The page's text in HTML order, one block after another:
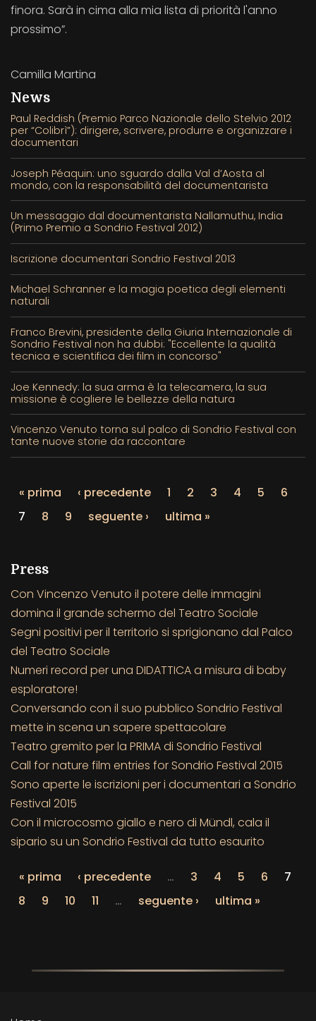
finora. Sarà in cima alla mia lista di priorità l'anno
prossimo”.
Camilla Martina
News
Paul Reddish (Premio Parco Nazionale dello Stelvio 2012
per “Colibrì”): dirigere, scrivere, produrre e organizzare i
documentari
Joseph Péaquin: uno sguardo dalla Val d’Aosta al
mondo, con la responsabilità del documentarista
Un messaggio dal documentarista Nallamuthu, India
(Primo Premio a Sondrio Festival 2012)
Iscrizione documentari Sondrio Festival 2013
Michael Schranner e la magia poetica degli elementi
naturali
Franco Brevini, presidente della Giuria Internazionale di
Sondrio Festival non ha dubbi: "Eccellente la qualità
tecnica e scientifica dei film in concorso"
Joe Kennedy: la sua arma è la telecamera, la sua
missione è cogliere le bellezze della natura
Vincenzo Venuto torna sul palco di Sondrio Festival con
tante nuove storie da raccontare
« prima ‹ precedente 1 2 3 4 5
6
7
8 9 seguente › ultima »
Press
Con Vincenzo Venuto il potere delle immagini
domina il grande schermo del Teatro Sociale
Segni positivi per il territorio si sprigionano dal Palco
del Teatro Sociale
Numeri record per una DIDATTICA a misura di baby
esploratore!
Conversando con il suo pubblico Sondrio Festival
mette in scena un sapere spettacolare
Teatro gremito per la PRIMA di Sondrio Festival
Call for nature film entries for Sondrio Festival 2015
Sono aperte le iscrizioni per i documentari a Sondrio
Festival 2015
Con il microcosmo giallo e nero di Mündl, cala il
sipario su un Sondrio Festival da tutto esaurito
« prima ‹ precedente … 3 4 5 6
7
8
9 10 11 … seguente › ultima »